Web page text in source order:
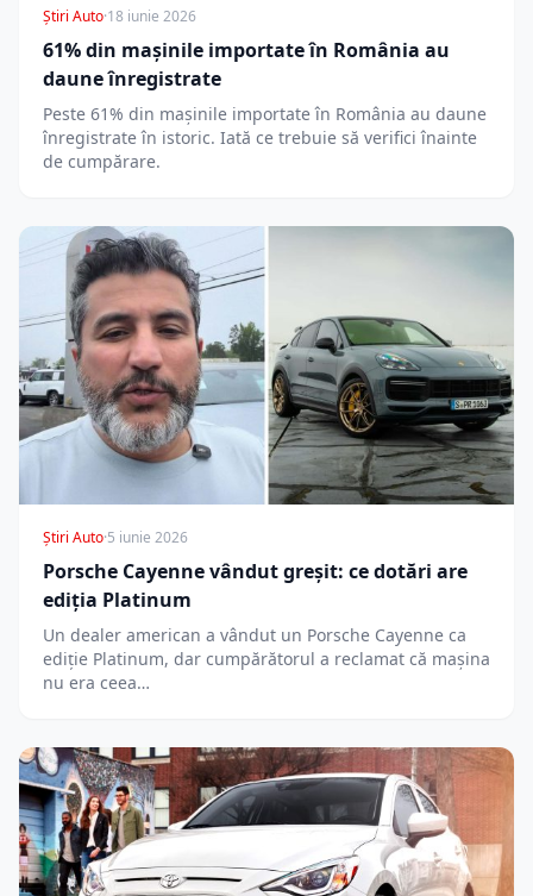
Știri Auto·18 iunie 2026
61% din mașinile importate în România au
daune înregistrate
Peste 61% din mașinile importate în România au daune
înregistrate în istoric. Iată ce trebuie să verifici înainte
de cumpărare.
Știri Auto·5 iunie 2026
Porsche Cayenne vândut greșit: ce dotări are
ediția Platinum
Un dealer american a vândut un Porsche Cayenne ca
ediție Platinum, dar cumpărătorul a reclamat că mașina
nu era ceea…